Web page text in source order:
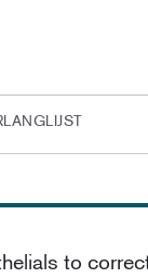
to